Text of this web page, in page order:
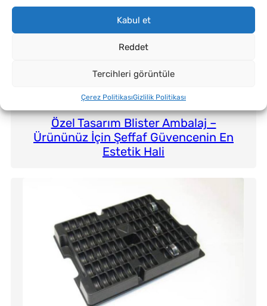
Kabul et
Reddet
Tercihleri görüntüle
Çerez PolitikasıGizlilik Politikası
Özel Tasarım Blister Ambalaj –
Ürününüz İçin Şeffaf Güvencenin En
Estetik Hali